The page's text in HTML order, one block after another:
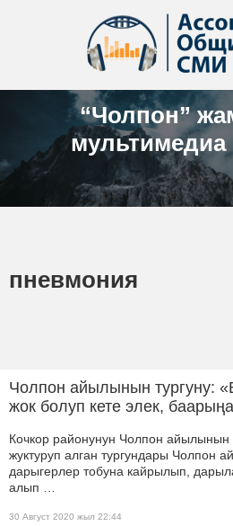
“Чолпон”
мультимедиа
пневмония
Чолпон айылынын тургуну:
жок болуп кете элек,
Кочкор районунун Чолпон айылынын
жуктуруп алган тургундары Чолпон
дарыгерлер тобуна кайрылып,
алып …
30 Август 2020 жыл 22:44